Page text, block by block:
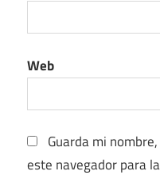
Web
Guarda mi
este navegador para